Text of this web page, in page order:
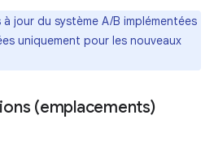
à jour du système A/B implémentées
uniquement pour les nouveaux
(emplacements)